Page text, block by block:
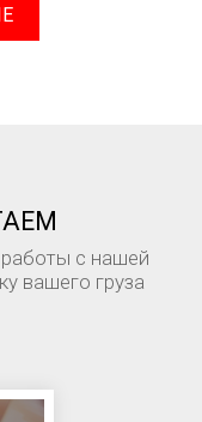
с нашей
вашего груза